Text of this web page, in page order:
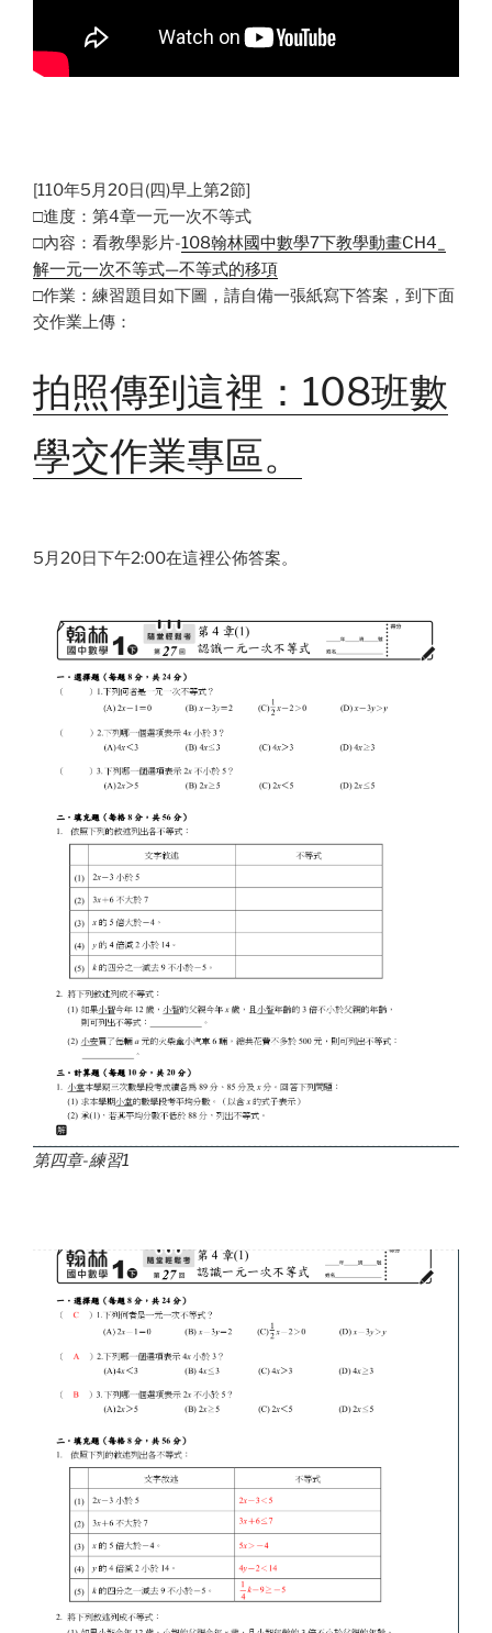
[110年5月20日(四)早上第2節]
□進度：第4章一元一次不等式
□內容：看教學影片-108翰林國中數學7下教學動畫CH4_
解一元一次不等式—不等式的移項
□作業：練習題目如下圖，請自備一張紙寫下答案，到下面
交作業上傳：
拍照傳到這裡：108班數
學交作業專區。
5月20日下午2:00在這裡公佈答案。
第四章-練習1